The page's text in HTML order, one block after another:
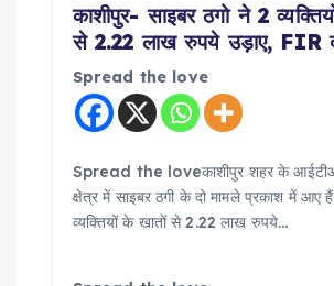
काशीपुर- साइबर ठगो ने 2
से 2.22 लाख रुपये उड़ाए, FIR
Spread the love
Spread the loveकाशीपुर शहर के
क्षेत्र में साइबर ठगी के दो मामले प्रकाश में आए
व्यक्तियों के खातों से 2.22 लाख रुपये…